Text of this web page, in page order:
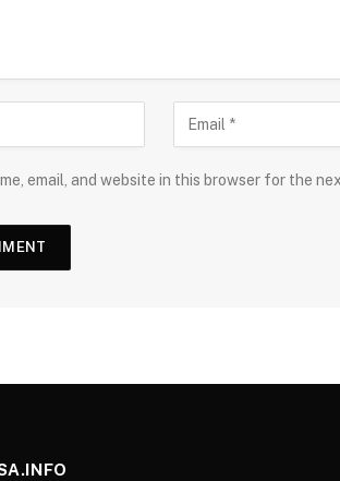
email, and website in this browser for the